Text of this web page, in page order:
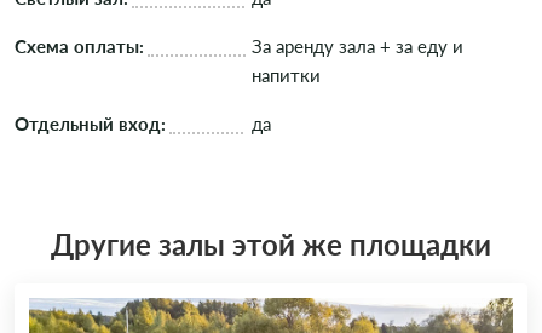
Схема оплаты:
За аренду зала + за еду и
напитки
Отдельный вход: да
Другие залы этой же площадки